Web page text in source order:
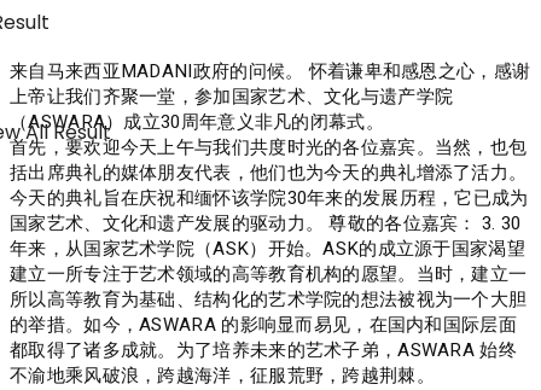
All Result
来自马来西亚MADANI政府的问候。 怀着谦卑和感恩之心，感谢
上帝让我们齐聚一堂，参加国家艺术、文化与遗产学院
（ASWARA）成立30周年意义非凡的闭幕式。
‎首先，要欢迎今天上午与我们共度时光的各位嘉宾。当然，也包
括出席典礼的媒体朋友代表，他们也为今天的典礼增添了活力。
今天的典礼旨在庆祝和缅怀该学院30年来的发展历程，它已成为
国家艺术、文化和遗产发展的驱动力。 尊敬的各位嘉宾： 3. 30
年来，从国家艺术学院（ASK）开始。ASK的成立源于国家渴望
建立一所专注于艺术领域的高等教育机构的愿望。当时，建立一
所以高等教育为基础、结构化的艺术学院的想法被视为一个大胆
的举措。如今，ASWARA 的影响显而易见，在国内和国际层面
都取得了诸多成就。为了培养未来的艺术子弟，ASWARA 始终
不渝地乘风破浪，跨越海洋，征服荒野，跨越荆棘。